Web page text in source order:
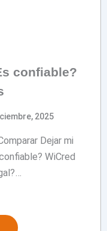
confiable?
2025
Dejar mi
WiCred